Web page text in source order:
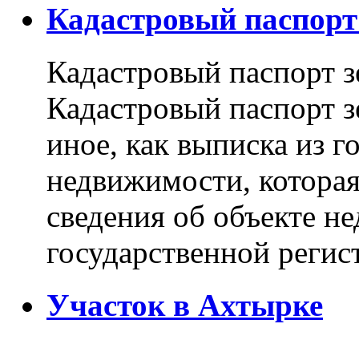
Кадастровый
Кадастровый паспорт
Кадастровый паспорт
иное, как выписка из
недвижимости,
сведения об объекте
государственной
Участок в Ахтырке